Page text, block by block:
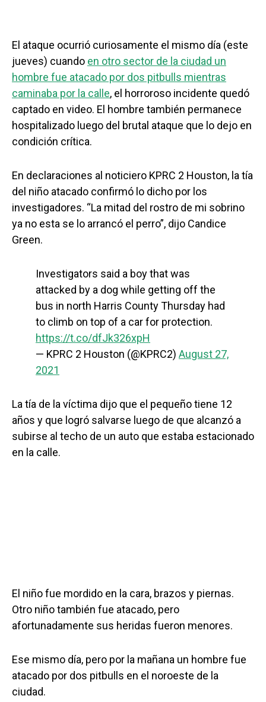
El ataque ocurrió curiosamente el mismo día (este
jueves) cuando en otro sector de la ciudad un
hombre fue atacado por dos pitbulls mientras
caminaba por la calle, el horroroso incidente quedó
captado en video. El hombre también permanece
hospitalizado luego del brutal ataque que lo dejo en
condición crítica.
En declaraciones al noticiero KPRC 2 Houston, la tía
del niño atacado confirmó lo dicho por los
investigadores. “La mitad del rostro de mi sobrino
ya no esta se lo arrancó el perro”, dijo Candice
Green.
Investigators said a boy that was
attacked by a dog while getting off the
bus in north Harris County Thursday had
to climb on top of a car for protection.
https://t.co/dfJk326xpH
— KPRC 2 Houston (@KPRC2) August 27,
2021
La tía de la víctima dijo que el pequeño tiene 12
años y que logró salvarse luego de que alcanzó a
subirse al techo de un auto que estaba estacionado
en la calle.
El niño fue mordido en la cara, brazos y piernas.
Otro niño también fue atacado, pero
afortunadamente sus heridas fueron menores.
Ese mismo día, pero por la mañana un hombre fue
atacado por dos pitbulls en el noroeste de la
ciudad.